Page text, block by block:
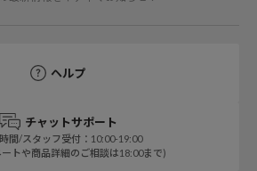
ヘルプ
チャットサポート
間/スタッフ受付：10:00-19:00
トや商品詳細のご相談は18:00まで)